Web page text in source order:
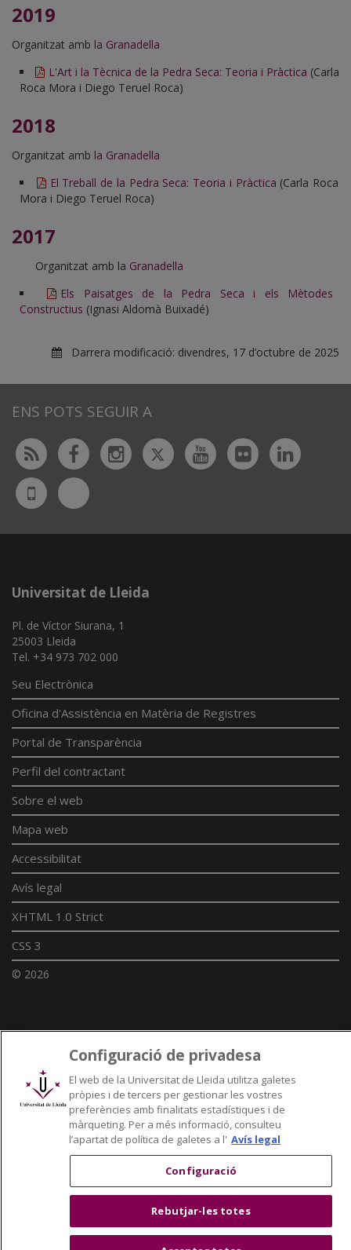
2019
Organitzat amb la Granadella
L'Art i la Tècnica de la Pedra Seca: Teoria i Pràctica (Carla
Roca Mora i Diego Teruel Roca)
2018
Organitzat amb la Granadella
El Treball de la Pedra Seca: Teoria i Pràctica (Carla Roca
Mora i Diego Teruel Roca)
2017
Organitzat amb la Granadella
Els Paisatges de la Pedra Seca i els Mètodes
Constructius (Ignasi Aldomà Buixadé)
Darrera modificació: divendres, 17 d’octubre de 2025
ENS POTS SEGUIR A
Rss FacebookInstagram
TwitterYoutubeFlickr
UdL
App
Bluesky
Universitat de Lleida
Pl. de Víctor Siurana, 1
25003 Lleida
Tel. +34 973 702 000
Seu Electrònica
Oficina d'Assistència en Matèria de Registres
Portal de Transparència
Perfil del contractant
Sobre el web
Mapa web
Accessibilitat
Avís legal
XHTML 1.0 Strict
CSS 3
© 2026
Xarxes universitàries
Configuració de privadesa
El web de la Universitat de Lleida utilitza galetes
pròpies i de tercers per gestionar les vostres
preferències amb finalitats estadístiques i de
màrqueting. Per a més informació, consulteu
l’apartat de política de galetes a l' Avís legal
Configuració
Rebutjar-les totes